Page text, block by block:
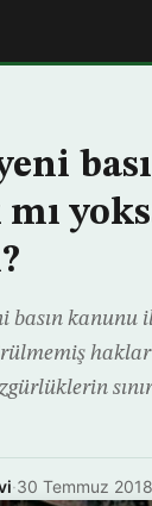
yeni
basın
·30 Temmuz 2018